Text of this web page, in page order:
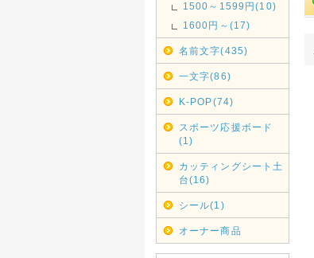
1500～1599円(10)
1600円～(17)
名前文字(435)
一文字(86)
K-POP(74)
スポーツ応援ボード
(1)
カッティングシート土
台(16)
シール(1)
オーナー商品